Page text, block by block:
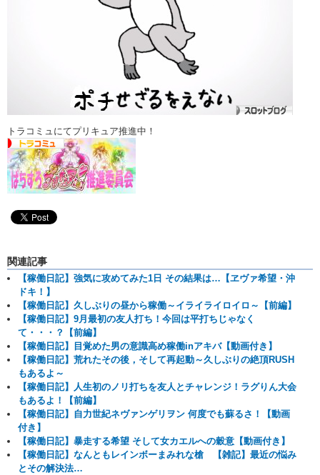
トラコミュにてプリキュア推進中！
関連記事
【稼働日記】強気に攻めてみた1日 その結果は…【ヱヴァ希望・沖
ドキ！】
【稼働日記】久しぶりの昼から稼働～イライライロイロ～【前編】
【稼働日記】9月最初の友人打ち！今回は平打ちじゃなく
て・・・？【前編】
【稼働日記】目覚めた男の意識高め稼働inアキバ【動画付き】
【稼働日記】荒れたその後，そして再起動～久しぶりの絶頂RUSH
もあるよ～
【稼働日記】人生初のノリ打ちを友人とチャレンジ！ラグりん大会
もあるよ！【前編】
【稼働日記】自力世紀ネヴァンゲリヲン 何度でも蘇るさ！【動画
付き】
【稼働日記】暴走する希望 そして女カエルへの穀意【動画付き】
【稼働日記】なんともレインボーまみれな槍 【雑記】最近の悩み
とその解決法…